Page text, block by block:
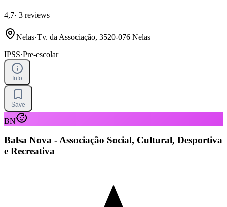
4,7· 3 reviews
Nelas·Tv. da Associação, 3520-076 Nelas
IPSS·Pre-escolar
Info
Save
BN
Balsa Nova - Associação Social, Cultural, Desportiva
e Recreativa